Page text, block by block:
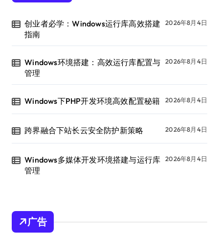
创业者必学：Windows运行库高效搭建
指南
2026年8月4日
Windows环境搭建：高效运行库配置与
管理
2026年8月4日
Windows下PHP开发环境高效配置秘籍 2026年8月4日
跨界融合下站长云安全防护新策略 2026年8月4日
Windows多媒体开发环境搭建与运行库
管理
2026年8月4日
广告